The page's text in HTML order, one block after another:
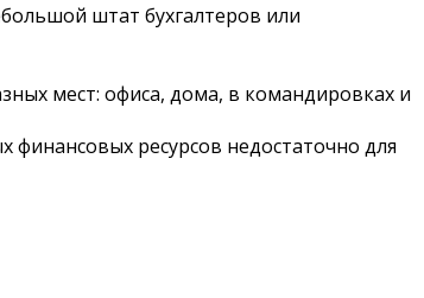
штат бухгалтеров или
мест: офиса, дома, в командировках и
ресурсов недостаточно для